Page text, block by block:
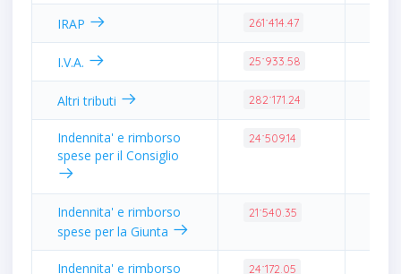
IRAP 261˙414.47
I.V.A. 25˙933.58
Altri tributi 282˙171.24
Indennita' e rimborso
spese per il Consiglio
24˙509.14
Indennita' e rimborso
spese per la Giunta
21˙540.35
Indennita' e rimborso 24˙172.05